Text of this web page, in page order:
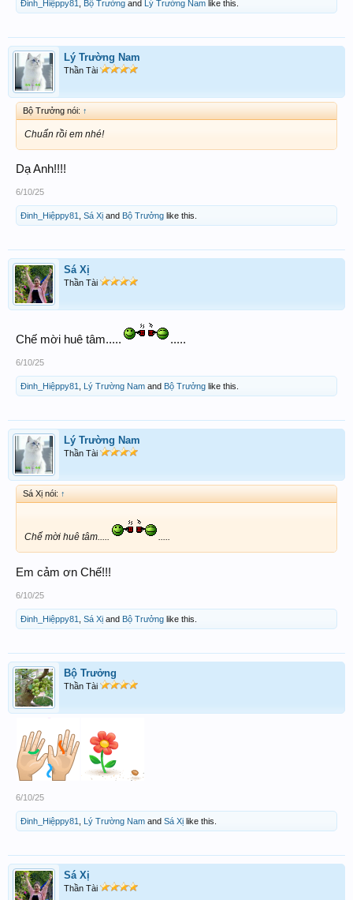
Đinh_Hiệppy81 Bộ Trưởng and Lý Trường Nam like this.
Lý Trường Nam
Thần Tài
Bộ Trưởng nói: ↑
Chuẩn rồi em nhé!
Dạ Anh!!!!
6/10/25
Đinh_Hiệppy81 Sá Xị and Bộ Trưởng like this.
Sá Xị
Thần Tài
Chế mời huê tâm..... .....
6/10/25
Đinh_Hiệppy81 Lý Trường Nam and Bộ Trưởng like this.
Lý Trường Nam
Thần Tài
Sá Xị nói: ↑
Chế mời huê tâm..... .....
Em cảm ơn Chế!!!
6/10/25
Đinh_Hiệppy81 Sá Xị and Bộ Trưởng like this.
Bộ Trưởng
Thần Tài
6/10/25
Đinh_Hiệppy81 Lý Trường Nam and Sá Xị like this.
Sá Xị
Thần Tài